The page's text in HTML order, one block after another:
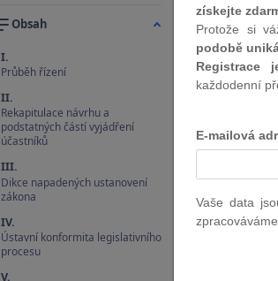
Obsah
I.
Průběh řízení
II.
Rekapitulace návrhu a
podstatných částí vyjádření
účastníků
III.
Dikce napadených ustanovení
zákona
IV.
Ústavní konformita legislativního
procesu
V.
Ústavní
Balík,
získejte
Protože si
podobě
Registrace
každodenní
E-mailová
Vaše data